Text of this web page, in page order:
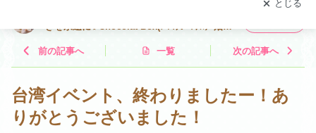
ぎを永遠に✨Chocolat Box(ｼｮｺﾗﾎﾞｯｸｽ）畑
前の記事へ 一覧 次の記事へ
台湾イベント、終わりましたー！あ
りがとうございました！